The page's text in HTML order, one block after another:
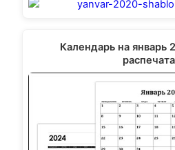
Календарь на январь